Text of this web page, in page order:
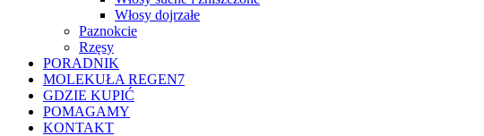
Włosy dojrzałe
Paznokcie
Rzęsy
PORADNIK
MOLEKUŁA REGEN7
GDZIE KUPIĆ
POMAGAMY
KONTAKT